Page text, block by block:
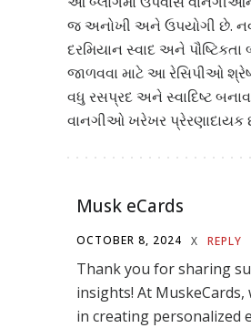
જ અનોખી અને ઉપયોગી છે.
દરમિયાન સ્વાદ અને
જાળવવા માટે આ રેસિપીઓ
વધુ રસપ્રદ અને સ્વાદિષ્ટ
વાનગીઓ ખરેખર પ્રેરણાદાયક
Musk eCards
OCTOBER 8, 2024 X REPLY
Thank you for sharing
insights! At MuskeCards,
in creating personalized